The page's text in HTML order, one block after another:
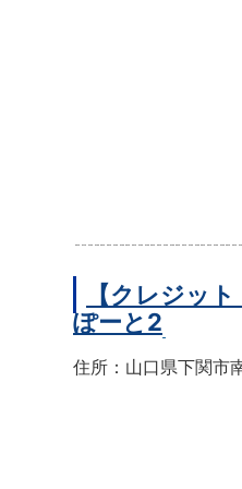
【クレジッ
ぽーと2
住所：山口県下関市